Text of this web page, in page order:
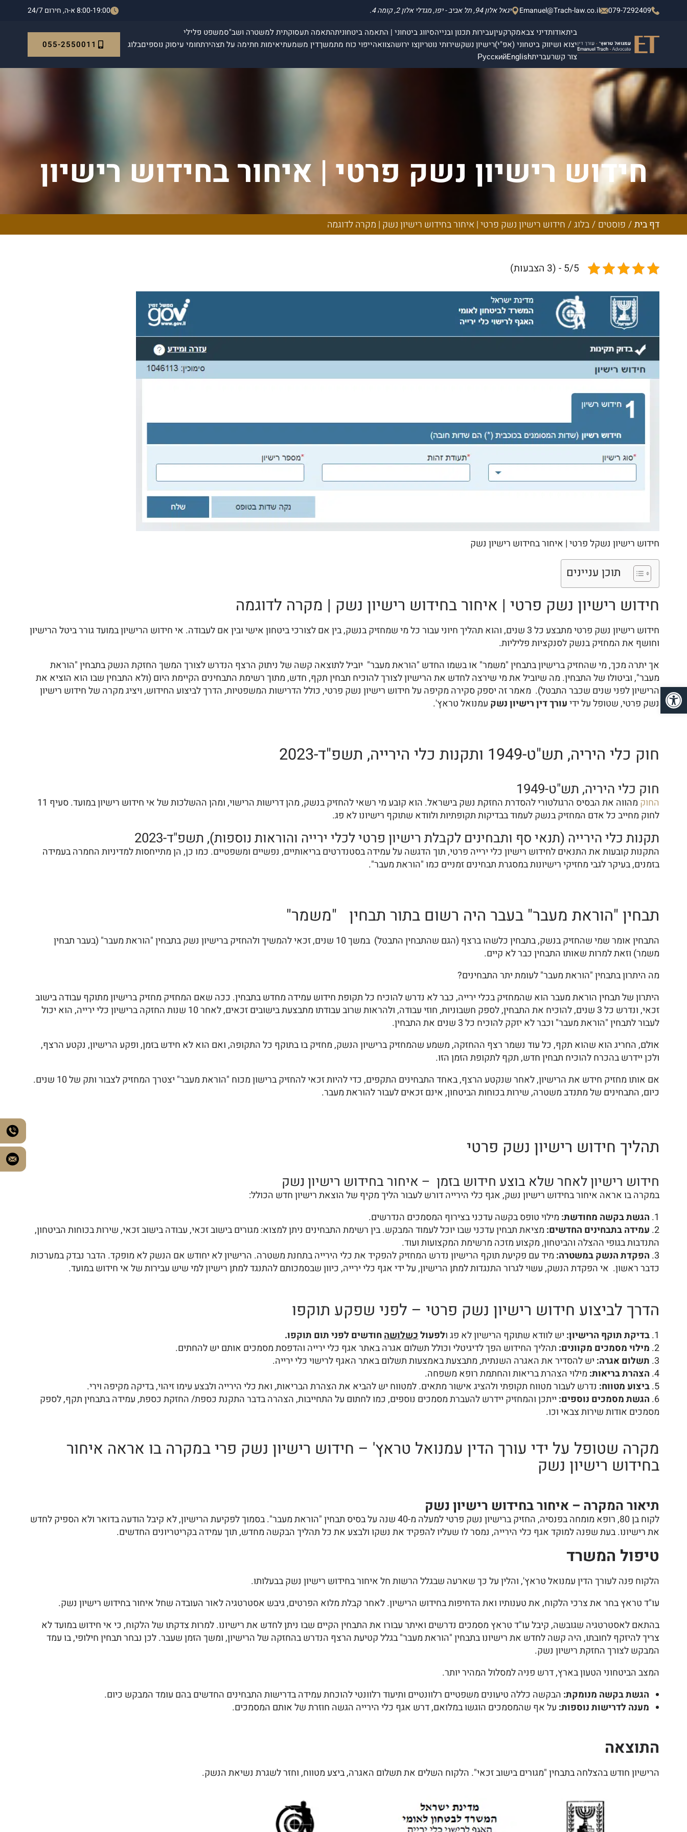
079-7292409
Emanuel@Trach-law.co.il יגאל אלון 94, תל אביב - יפו, מגדלי אלון 2, קומה 4. 8:00-19:00 א-ה, חירום 24/7
ביתאודותדיני צבאמקרקעיןעבירות תכנון ובנייהסיווג ביטחוני | התאמה ביטחוניתהתאמה תעסוקתית למשטרה ושב"סמשפט פלילי
יצוא ושיווק ביטחוני (אפ"י)רישיון נשקשירותי נוטריוןצו ירושהצוואהייפוי כוח מתמשךדין משמעתיאימות חתימה על תצהירתחומי עיסוק נוספיםבלוג
צור קשרעבריתEnglish
Русский
055-2550011
חידוש רישיון נשק פרטי | איחור בחידוש רישיון
נשק | מקרה לדוגמה דף בית/ פוסטים /בלוג/ חידוש רישיון נשק פרטי | איחור בחידוש רישיון נשק | מקרה לדוגמה
5/5 - (3 הצבעות)
חידוש רישיון נשקל פרטי | איחור בחידוש רישיון נשק
תוכן עניינים
חידוש רישיון נשק פרטי | איחור בחידוש רישיון נשק | מקרה לדוגמה
חידוש רישיון נשק פרטי מתבצע כל 3 שנים, והוא תהליך חיוני עבור כל מי שמחזיק בנשק, בין אם לצורכי ביטחון אישי ובין אם לעבודה. אי חידוש הרישיון במועד גורר ביטל הרישיון
וחושף את המחזיק בנשק לסנקציות פליליות.
אך יתרה מכך, מי שהחזיק ברישיון בתבחין "משמר" או בשמו החדש "הוראת מעבר" יוביל לתוצאה קשה של ניתוק הרצף הנדרש לצורך המשך החזקת הנשק בתבחין "הוראת
מעבר", וביטולו של התבחין. מה שיוביל את מי שירצה לחדש את הרישיון לצורך להוכיח תבחין תקף, חדש, מתוך רשימת התבחינים הקיימת היום (ולא התבחין שבו הוא הוציא את
הרישיון לפני שנים שכבר התבטל). מאמר זה יספק סקירה מקיפה על חידוש רישיון נשק פרטי, כולל הדרישות המשפטיות, הדרך לביצוע החידוש, ויציג מקרה של חידוש רישיון
נשק פרטי, שטופל על ידיעורך דין רישיון נשק עמנואל טראץ'.
חוק כלי היריה, תש"ט-1949 ותקנות כלי הירייה, תשפ"ד-2023
חוק כלי היריה, תש"ט-1949
החוק
מהווה את הבסיס הרגולטורי להסדרת החזקת נשק בישראל. הוא קובע מי רשאי להחזיק בנשק, מהן דרישות הרישוי, ומהן ההשלכות של אי חידוש רישיון במועד. סעיף 11
לחוק מחייב כל אדם המחזיק בנשק לעמוד בבדיקות תקופתיות ולוודא שתוקף רישיונו לא פג.
תקנות כלי הירייה (תנאי סף ותבחינים לקבלת רישיון פרטי לכלי ירייה והוראות נוספות), תשפ"ד-2023
התקנות קובעות את התנאים לחידוש רישיון כלי ירייה פרטי, תוך הדגשה על עמידה בסטנדרטים בריאותיים, נפשיים ומשפטיים. כמו כן, הן מתייחסות למדיניות החמרה בעמידה
בזמנים, בעיקר לגבי מחזיקי רישיונות במסגרת תבחינים זמניים כמו "הוראת מעבר".
תבחין "הוראת מעבר" בעבר היה רשום בתור תבחין "משמר"
התבחין אומר שמי שהחזיק בנשק, בתבחין כלשהו ברצף (הגם שהתבחין התבטל) במשך 10 שנים, זכאי להמשיך ולהחזיק ברישיון נשק בתבחין "הוראת מעבר" (בעבר תבחין
משמר) וזאת למרות שאותו התבחין כבר לא קיים.
מה היתרון בתבחין "הוראת מעבר" לעומת יתר התבחינים?
היתרון של תבחין הוראת מעבר הוא שהמחזיק בכלי ירייה, כבר לא נדרש להוכיח כל תקופת חידוש עמידה מחדש בתבחין. ככה שאם המחזיק מחזיק ברישיון מתוקף עבודה בישוב
זכאי, ונדרש כל 3 שנים, להוכיח את התבחין, לספק חשבוניות, חוזי עבודה, ולהראות שרוב עבודתו מתבצעת בישובים זכאים, לאחר 10 שנות החזקה ברישיון כלי ירייה, הוא יכול
לעבור לתבחין "הוראת מעבר" וכבר לא יזקק להוכיח כל 3 שנים את התבחין.
אולם, החריג הוא שהוא תקף, כל עוד נשמר רצף ההחזקה, משמע שהמחזיק ברישיון הנשק, מחזיק בו בתוקף כל התקופה, ואם הוא לא חידש בזמן, ופקע הרישיון, נקטע הרצף,
ולכן יידרש בהכרח להוכיח תבחין חדש, תקף לתקופת הזמן הזו.
אם אותו מחזיק חידש את הרישיון, לאחר שנקטע הרצף, באחד התבחינים התקפים, כדי להיות זכאי להחזיק ברישון מכוח "הוראת מעבר" יצטרך המחזיק לצבור ותק של 10 שנים.
כיום, התבחינים של מתנדב משטרה, שירות בכוחות הביטחון, אינם זכאים לעבור להוראת מעבר.
תהליך חידוש רישיון נשק פרטי
חידוש רישיון לאחר שלא בוצע חידוש בזמן – איחור בחידוש רישיון נשק
במקרה בו אראה איחור בחידוש רישיון נשק, אגף כלי הירייה דורש לעבור הליך מקיף של הוצאת רישיון חדש הכולל:
הגשת בקשה מחודשת: מילוי טופס בקשה עדכני בצירוף המסמכים הנדרשים.
עמידה בתבחינים החדשים: מציאת תבחין עדכני שבו יוכל לעמוד המבקש. בין רשימת התבחינים ניתן למצוא: מגורים בישוב זכאי, עבודה בישוב זכאי, שירות בכוחות הביטחון,
התנדבות בגופי ההצלה והביטחון, מקצוע מזכה מרשימת המקצועות ועוד.
הפקדת הנשק במשטרה: מיד עם פקיעת תוקף הרישיון נדרש המחזיק להפקיד את כלי הירייה בתחנת משטרה. הרישיון לא יחודש אם הנשק לא מופקד. הדבר נבדק במערכות
כדבר ראשון. אי הפקדת הנשק, עשוי לגרור התנגדות למתן הרישיון, על ידי אגף כלי ירייה, כיוון שבסמכותם להתנגד למתן רישיון למי שיש עבירות של אי חידוש במועד.
הדרך לביצוע חידוש רישיון נשק פרטי – לפני שפקע תוקפו
בדיקת תוקף הרישיון: יש לוודא שתוקף הרישיון לא פג ולפעולכשלושהחודשים לפני תום תוקפו.
מילוי מסמכים מקוונים: תהליך החידוש הפך לדיגיטלי וכולל תשלום אגרה באתר אגף כלי ירייה והדפסת מסמכים אותם יש להחתים.
תשלום אגרה: יש להסדיר את האגרה השנתית, מתבצעת באמצעות תשלום באתר האגף לרישוי כלי ירייה.
הצהרת בריאות: מילוי הצהרת בריאות והחתמת רופא משפחה.
ביצוע מטווח: נדרש לעבור מטווח תקופתי ולהציג אישור מתאים. למטווח יש להביא את הצהרת הבריאות, ואת כלי הירייה ולבצע עימו זיהוי, בדיקה מקיפה וירי.
הגשת מסמכים נוספים: ייתכן והמחזיק יידרש להעברת מסמכים נוספים, כמו לחתום על התחייבות, הצהרה בדבר התקנת כספת/ החזקת כספת, עמידה בתבחין תקף, לספק
מסמכים אודות שירות צבאי וכו.
מקרה שטופל על ידי עורך הדין עמנואל טראץ' – חידוש רישיון נשק פרי במקרה בו אראה איחור
בחידוש רישיון נשק
תיאור המקרה – איחור בחידוש רישיון נשק
לקוח בן 80, רופא מומחה בפנסיה, החזיק ברישיון נשק פרטי למעלה מ-40 שנה על בסיס תבחין "הוראת מעבר". בסמוך לפקיעת הרישיון, לא קיבל הודעה בדואר ולא הספיק לחדש
את רישיונו. בעת שפנה למוקד אגף כלי הירייה, נמסר לו שעליו להפקיד את נשקו ולבצע את כל תהליך הבקשה מחדש, תוך עמידה בקריטריונים החדשים.
טיפול המשרד
הלקוח פנה לעורך הדין עמנואל טראץ', והלין על כך שארעה שבגלל הרשות חל איחור בחידוש רישיון נשק בבעלותו.
עו"ד טראץ בחר את צרכי הלקוח, את טענותיו ואת הדחיפות בחידוש הרישיון. לאחר קבלת מלוא הפרטים, גיבש אסטרטגיה לאור העובדה שחל איחור בחידוש רישיון נשק.
בהתאם לאסטרטגיה שגובשה, קיבל עו"ד טראץ מסמכים נדרשים ואיתר עבורו את התבחין הקיים שבו ניתן לחדש את רישיונו. למרות צדקתו של הלקוח, כי אי חידוש במועד לא
צריך להיזקף לחובתו, היה קשה לחדש את רישיונו בתבחין "הוראת מעבר" בגלל קטיעת הרצף הנדרש בהחזקה של הרישיון, ומשך הזמן שעבר. לכן נבחר תבחין חילופי, בו עמד
המבקש לצורך החזקת רישיון נשק.
המצב הביטחוני הטעון בארץ, דרש פניה למסלול המהיר יותר.
הגשת בקשה מנומקת: הבקשה כללה טיעונים משפטיים רלוונטיים ותיעוד רלוונטי להוכחת עמידה בדרישות התבחינים החדשים בהם עומד המבקש כיום.
מענה לדרישות נוספות: על אף שהמסמכים הוגשו במלואם, דרש אגף כלי הירייה הגשה חוזרת של אותם המסמכים.
התוצאה
הרישיון חודש בהצלחה בתבחין "מגורים בישוב זכאי". הלקוח השלים את תשלום האגרה, ביצע מטווח, וחזר לשגרת נשיאת הנשק.
פתח סרגל נגישות